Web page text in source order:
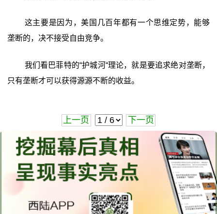
这主要是因为，美国几百年都有一个思维定势，能够
垄断的，决不接受自由竞争。
我们看巴菲特的“护城河“理论，就是要追求绝对垄断，
只有垄断才可以获得源源不断的收益。
上一页 下一页